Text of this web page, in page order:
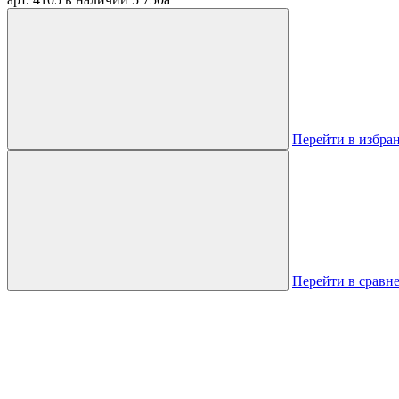
Перейти в
Перейти в